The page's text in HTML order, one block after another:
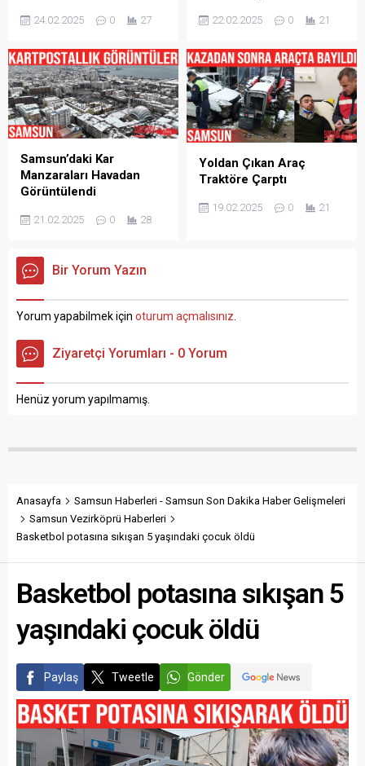
24.02.2025 0 27 22.02.2025 0 21
Samsun’daki Kar
Manzaraları Havadan
Görüntülendi
21.02.2025 0 28
Yoldan Çıkan Araç
Traktöre Çarptı
19.02.2025 0 21
Bir Yorum Yazın
Yorum yapabilmek için oturum açmalısınız
Ziyaretçi Yorumları - 0 Yorum
Henüz yorum yapılmamış.
Anasayfa
Samsun Haberleri - Samsun Son Dakika Haber Gelişmeleri
Samsun Vezirköprü Haberleri
Basketbol potasına sıkışan 5 yaşındaki çocuk öldü
Basketbol potasına sıkışan 5
yaşındaki çocuk öldü
Paylaş Tweetle Gönder